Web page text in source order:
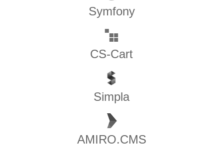
Symfony
CS-Cart
Simpla
AMIRO.CMS